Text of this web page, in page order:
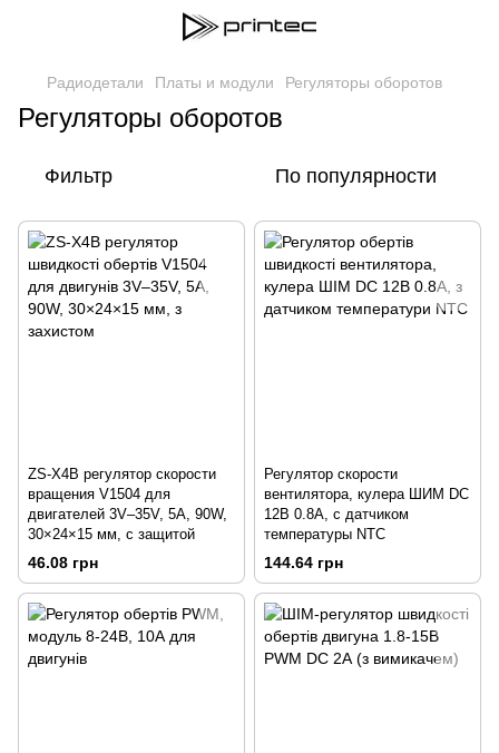
Радиодетали Платы и модули Регуляторы оборотов
Регуляторы оборотов
Фильтр По популярности
ZS-X4B регулятор скорости
вращения V1504 для
двигателей 3V–35V, 5A, 90W,
30×24×15 мм, с защитой
46.08 грн
Регулятор скорости
вентилятора, кулера ШИМ DC
12В 0.8А, с датчиком
температуры NTC
144.64 грн